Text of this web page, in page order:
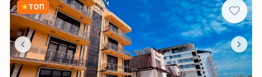
★ТОП